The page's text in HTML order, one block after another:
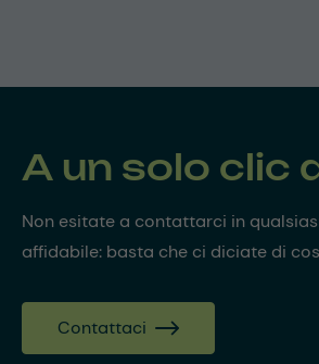
A un solo clic
Non esitate a contattarci in
affidabile: basta che ci diciate di
Contattaci